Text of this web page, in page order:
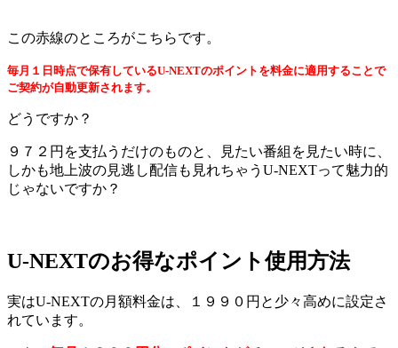
この赤線のところがこちらです。
毎月１日時点で保有しているU-NEXTのポイントを料金に適用することで
ご契約が自動更新されます。
どうですか？
９７２円を支払うだけのものと、見たい番組を見たい時に、
しかも地上波の見逃し配信も見れちゃうU-NEXTって魅力的
じゃないですか？
U-NEXTのお得なポイント使用方法
実はU-NEXTの月額料金は、１９９０円と少々高めに設定さ
れています。